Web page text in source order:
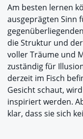
Am besten lernen
ausgeprägten Sinn
die Struktur und
voller Träume und
zuständig für
derzeit im Fisch
Gesicht schaut,
inspiriert werden.
klar, dass sie sich